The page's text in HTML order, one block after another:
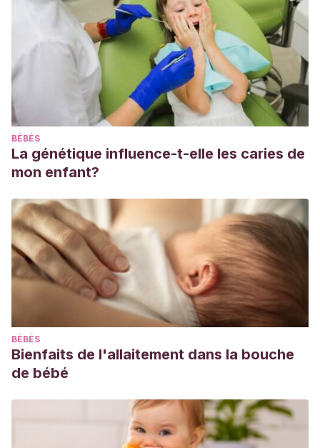
BÉBÉS
La génétique influence-t-elle les caries de
mon enfant?
BÉBÉS
Bienfaits de l'allaitement dans la bouche
de bébé